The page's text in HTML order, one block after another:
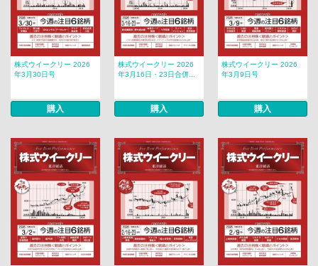
株式ウイークリー 2026
年3月30日号
購入
株式ウイークリー 2026
年3月16日・23日合併...
購入
株式ウイークリー 2026
年3月9日号
購入